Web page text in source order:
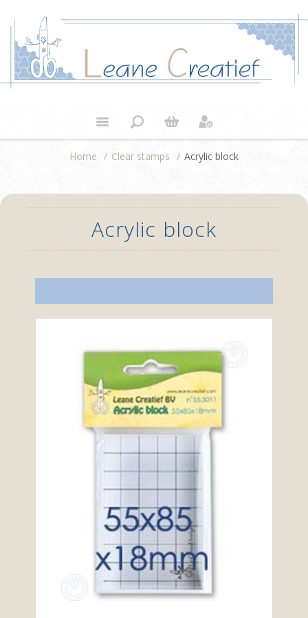
Home / Clear stamps / Acrylic block
Acrylic block